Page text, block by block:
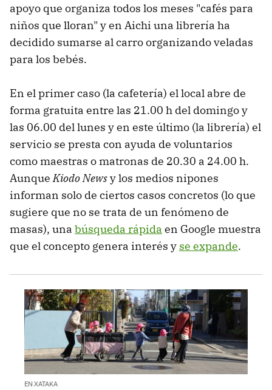
apoyo que organiza todos los meses "cafés para
niños que lloran" y en Aichi una librería ha
decidido sumarse al carro organizando veladas
para los bebés.
En el primer caso (la cafetería) el local abre de
forma gratuita entre las 21.00 h del domingo y
las 06.00 del lunes y en este último (la librería) el
servicio se presta con ayuda de voluntarios
como maestras o matronas de 20.30 a 24.00 h.
AunqueKiodo Newsy los medios nipones
informan solo de ciertos casos concretos (lo que
sugiere que no se trata de un fenómeno de
masas), una búsqueda rápida en Google muestra
que el concepto genera interés y se expande.
EN XATAKA